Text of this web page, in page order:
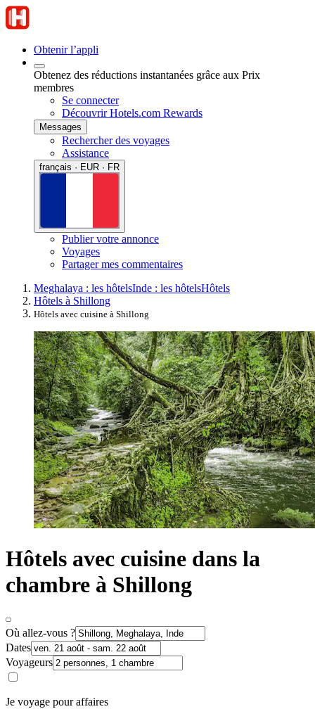
Obtenir l’appli
Obtenez des réductions instantanées grâce aux Prix
membres
Se connecter
Découvrir Hotels.com Rewards
Messages
Rechercher des voyages
Assistance
français · EUR · FR
Publier votre annonce
Voyages
Partager mes commentaires
Meghalaya : les hôtelsInde : les hôtelsHôtels
Hôtels à Shillong
Hôtels avec cuisine à Shillong
Hôtels avec cuisine dans la
chambre à Shillong
Où allez-vous ?
Dates
Voyageurs
Je voyage pour affaires